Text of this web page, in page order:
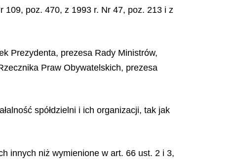
109, poz. 470, z 1993 r. Nr 47, poz. 213 i z
Prezydenta, prezesa Rady Ministrów,
Praw Obywatelskich, prezesa
spółdzielni i ich organizacji, tak jak
innych niż wymienione w art. 66 ust. 2 i 3,